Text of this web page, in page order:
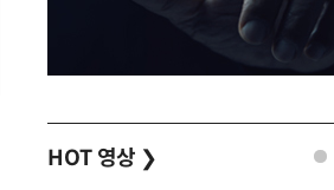
HOT 영상 ❯